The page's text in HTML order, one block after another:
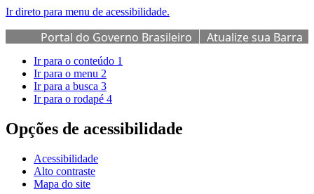
Ir direto para menu de acessibilidade.
Portal do Governo Brasileiro
Atualize sua Barra
de Governo
Ir para o conteúdo 1
Ir para o menu 2
Ir para a busca 3
Ir para o rodapé 4
Opções de acessibilidade
Acessibilidade
Alto contraste
Mapa do site